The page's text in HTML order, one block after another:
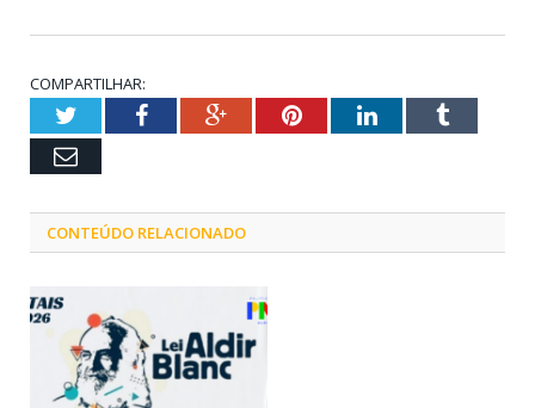
COMPARTILHAR:
TwitterFacebookGoogle+PinterestLinkedInTumblr
Email
CONTEÚDO RELACIONADO